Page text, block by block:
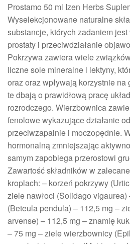
Prostamo 50 ml Izen Herbs
Wyselekcjonowane naturalne
substancje, których zadaniem
prostaty i przeciwdziałanie
Pokrzywa zawiera wiele
liczne sole mineralne i lektyny,
oraz oraz wpływają korzystnie na
te dbają o prawidłową pracę
rozrodczego. Wierzbownica
fenolowe wykazujące działanie
przeciwzapalnie i moczopędnie.
hormonalną zmniejszając
samym zapobiega przerostowi
Zawartość składników w
kroplach: – korzeń pokrzywy
ziele nawłoci (Solidago
(Beteula pendula) – 112,5 mg –
arvense) – 112,5 mg – znamię
– 75 mg – ziele wierzbownicy